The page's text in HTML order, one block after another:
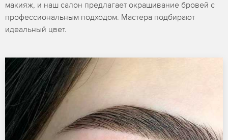
макияж, и наш салон предлагает окрашивание бровей с
профессиональным подходом. Мастера подбирают
идеальный цвет.